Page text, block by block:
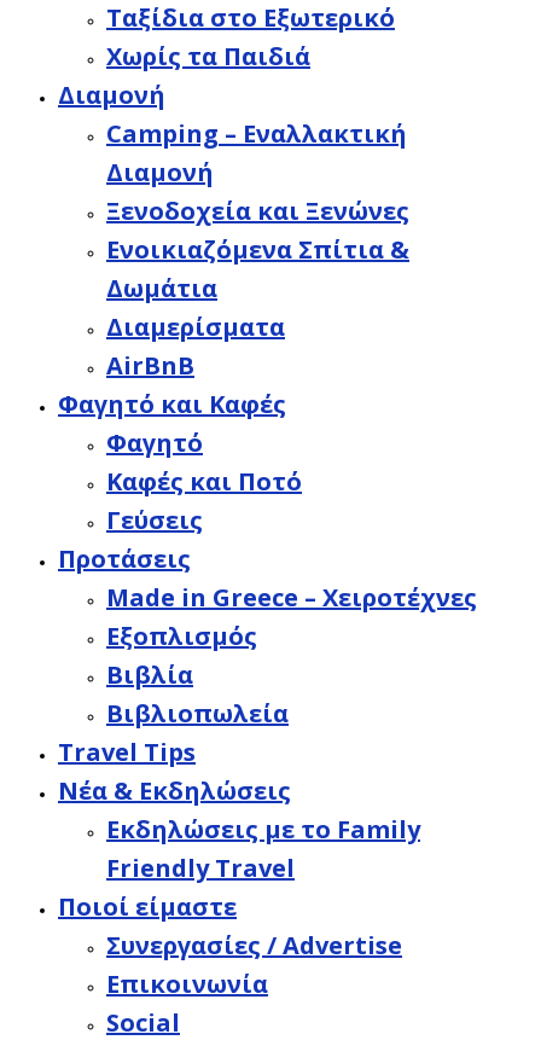
Ταξίδια στο Εξωτερικό
Χωρίς τα Παιδιά
Διαμονή
Camping – Εναλλακτική
Διαμονή
Ξενοδοχεία και Ξενώνες
Ενοικιαζόμενα Σπίτια &
Δωμάτια
Διαμερίσματα
AirBnB
Φαγητό και Καφές
Φαγητό
Καφές και Ποτό
Γεύσεις
Προτάσεις
Made in Greece – Χειροτέχνες
Εξοπλισμός
Βιβλία
Βιβλιοπωλεία
Travel Tips
Νέα & Εκδηλώσεις
Εκδηλώσεις με το Family
Friendly Travel
Ποιοί είμαστε
Συνεργασίες / Advertise
Επικοινωνία
Social